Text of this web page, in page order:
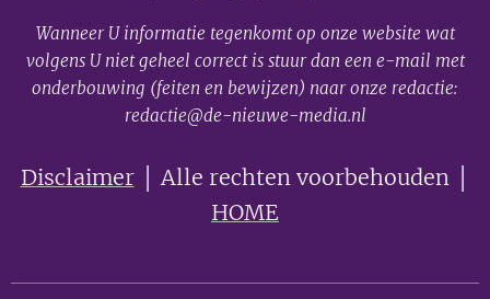
Wanneer U informatie tegenkomt op onze website wat
volgens U niet geheel correct is stuur dan een e-mail met
onderbouwing (feiten en bewijzen) naar onze redactie:
redactie@de-nieuwe-media.nl
Disclaimer│ Alle rechten voorbehouden │
HOME